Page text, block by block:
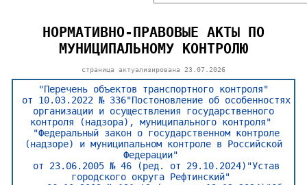
НОРМАТИВНО-ПРАВОВЫЕ АКТЫ ПО
МУНИЦИПАЛЬНОМУ КОНТРОЛЮ
страница актуализирована 23.07.2026
"Перечень объектов транспортного контроля"
от 10.03.2022 № 336"Постоновление об особенностях
организации и осуществления государственного
контроля (надзора), муниципального контроля"
"Федеральный закон о государственном контроле
(надзоре) и муниципальном контроле в Российской
Федерации"
от 23.06.2005 № 46 (ред. от 29.10.2024)"Устав
городского округа Рефтинский"